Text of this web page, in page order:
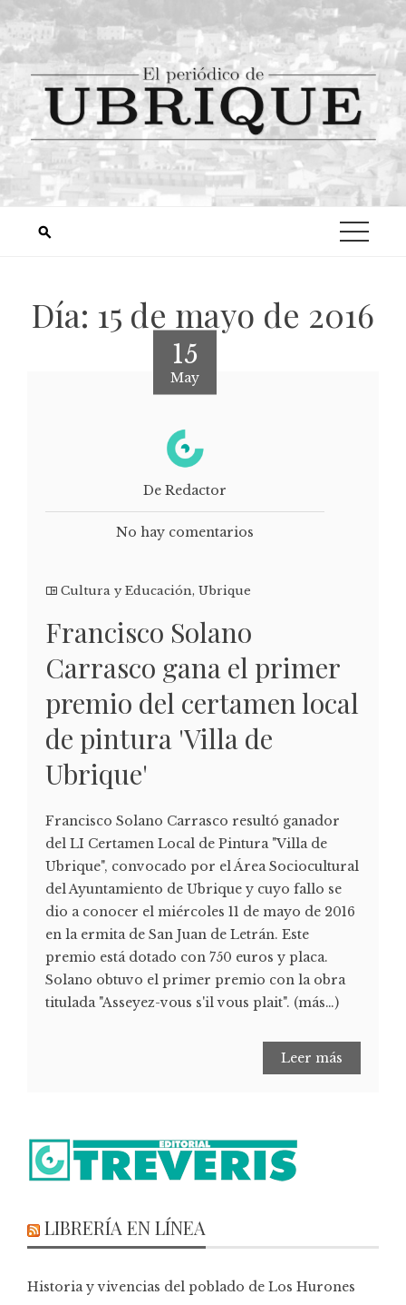
Día: 15 de mayo de 2016
15
May
De Redactor
No hay comentarios
Cultura y Educación, Ubrique
Francisco Solano
Carrasco gana el primer
premio del certamen local
de pintura 'Villa de
Ubrique'
Francisco Solano Carrasco resultó ganador
del LI Certamen Local de Pintura "Villa de
Ubrique", convocado por el Área Sociocultural
del Ayuntamiento de Ubrique y cuyo fallo se
dio a conocer el miércoles 11 de mayo de 2016
en la ermita de San Juan de Letrán. Este
premio está dotado con 750 euros y placa.
Solano obtuvo el primer premio con la obra
titulada "Asseyez-vous s'il vous plait". (más…)
Leer más
LIBRERÍA EN LÍNEA
Historia y vivencias del poblado de Los Hurones